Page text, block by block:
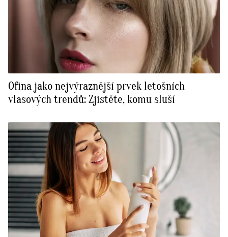
Ofina jako nejvýraznější prvek letošních
vlasových trendů: Zjistěte, komu sluší